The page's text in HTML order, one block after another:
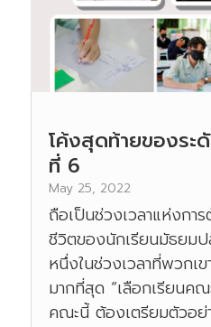
โค้งสุดท้ายของระ
ที่ 6
May 25, 2022
ถือเป็นช่วงเวลาแห่งกา
ชีวิตของนักเรียนมัธยมป
หนึ่งในช่วงเวลาที่พวกเ
มากที่สุด “เลือกเรียนคณ
คณะนี้ ต้องเตรียมตัวอย่